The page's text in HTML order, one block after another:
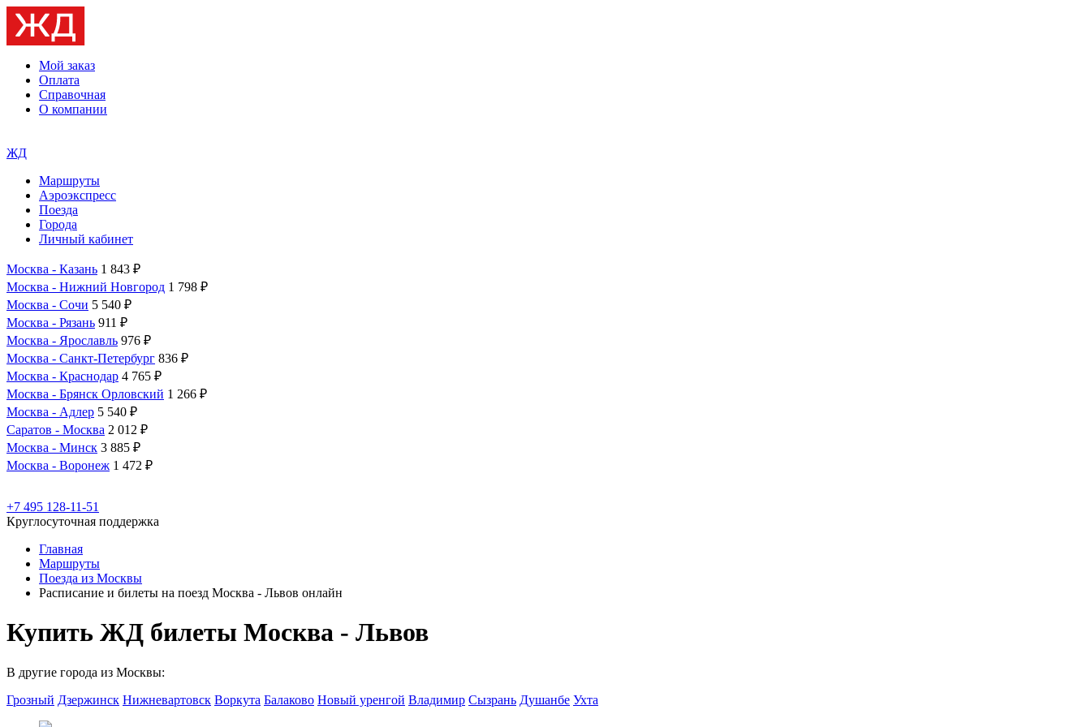
Мой заказ
Оплата
Справочная
О компании
ЖД
Маршруты
Аэроэкспресс
Поезда
Города
Личный кабинет
Москва - Казань 1 843 ₽
Москва - Нижний Новгород 1 798 ₽
Москва - Сочи 5 540 ₽
Москва - Рязань 911 ₽
Москва - Ярославль 976 ₽
Москва - Санкт-Петербург 836 ₽
Москва - Краснодар 4 765 ₽
Москва - Брянск Орловский 1 266 ₽
Москва - Адлер 5 540 ₽
Саратов - Москва 2 012 ₽
Москва - Минск 3 885 ₽
Москва - Воронеж 1 472 ₽
+7 495 128-11-51
Круглосуточная поддержка
Главная
Маршруты
Поезда из Москвы
Расписание и билеты на поезд Москва - Львов онлайн
Купить ЖД билеты Москва - Львов
В другие города из Москвы:
Грозный Дзержинск Нижневартовск Воркута Балаково Новый уренгой Владимир Сызрань Душанбе Ухта